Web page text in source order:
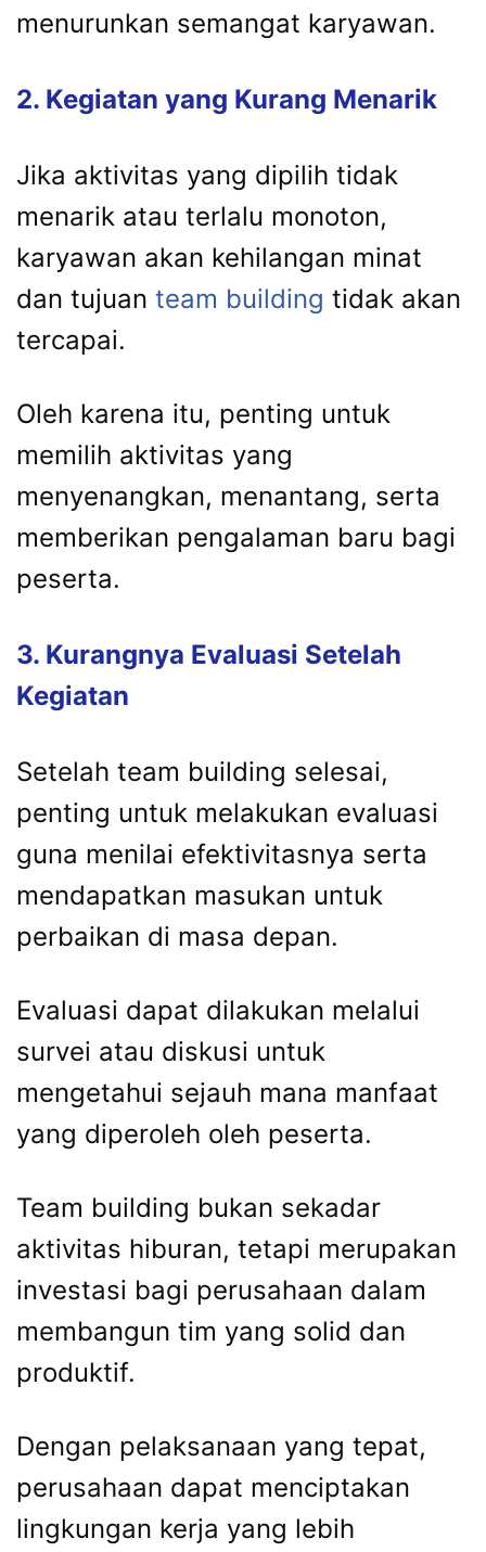
menurunkan semangat karyawan.
2. Kegiatan yang Kurang Menarik
Jika aktivitas yang dipilih tidak
menarik atau terlalu monoton,
karyawan akan kehilangan minat
dan tujuan team building tidak akan
tercapai.
Oleh karena itu, penting untuk
memilih aktivitas yang
menyenangkan, menantang, serta
memberikan pengalaman baru bagi
peserta.
3. Kurangnya Evaluasi Setelah
Kegiatan
Setelah team building selesai,
penting untuk melakukan evaluasi
guna menilai efektivitasnya serta
mendapatkan masukan untuk
perbaikan di masa depan.
Evaluasi dapat dilakukan melalui
survei atau diskusi untuk
mengetahui sejauh mana manfaat
yang diperoleh oleh peserta.
Team building bukan sekadar
aktivitas hiburan, tetapi merupakan
investasi bagi perusahaan dalam
membangun tim yang solid dan
produktif.
Dengan pelaksanaan yang tepat,
perusahaan dapat menciptakan
lingkungan kerja yang lebih